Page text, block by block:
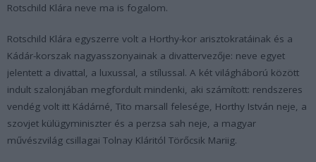
Rotschild Klára neve ma is fogalom.
Rotschild Klára egyszerre volt a Horthy-kor arisztokratáinak és a
Kádár-korszak nagyasszonyainak a divattervezője: neve egyet
jelentett a divattal, a luxussal, a stílussal. A két világháború között
indult szalonjában megfordult mindenki, aki számított: rendszeres
vendég volt itt Kádárné, Tito marsall felesége, Horthy István neje, a
szovjet külügyminiszter és a perzsa sah neje, a magyar
művészvilág csillagai Tolnay Kláritól Törőcsik Mariig.